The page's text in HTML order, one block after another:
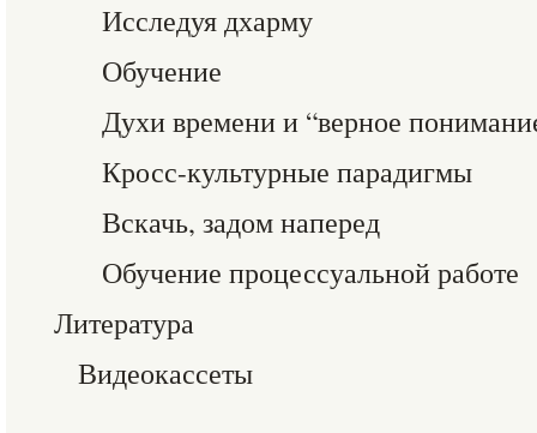
Исследуя дхарму
Обучение
Духи времени и “верное
Кросс-культурные парадигмы
Вскачь, задом наперед
Обучение процессуальной работе
Литература
Видеокассеты